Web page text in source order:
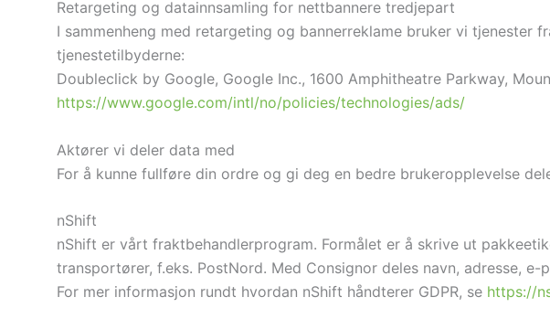
Retargeting og datainnsamling for nettbannere tredjepart
I sammenheng med retargeting og bannerreklame bruker vi
tjenestetilbyderne:
Doubleclick by Google, Google Inc., 1600 Amphitheatre Parkway,
https://www.google.com/intl/no/policies/technologies/ads/
Aktører vi deler data med
For å kunne fullføre din ordre og gi deg en bedre brukeropplevelse
nShift
nShift er vårt fraktbehandlerprogram. Formålet er å skrive ut
transportører, f.eks. PostNord. Med Consignor deles navn, adresse,
For mer informasjon rundt hvordan nShift håndterer GDPR, se https://